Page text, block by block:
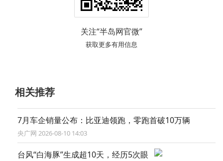
关注“半岛网官微”
获取更多有用信息
相关推荐
7月车企销量公布：比亚迪领跑，零跑首破10万辆
央广网 2026-08-10 14:03
台风“白海豚”生成超10天，经历5次眼